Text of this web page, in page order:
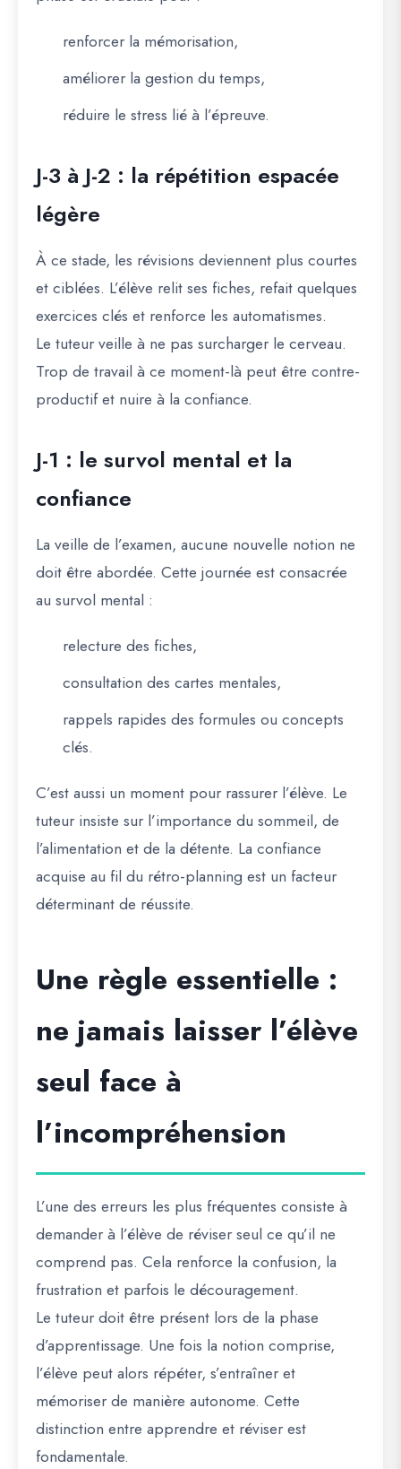
renforcer la mémorisation,
améliorer la gestion du temps,
réduire le stress lié à l’épreuve.
J-3 à J-2 : la répétition espacée
légère
À ce stade, les révisions deviennent plus courtes
et ciblées. L’élève relit ses fiches, refait quelques
exercices clés et renforce les automatismes.
Le tuteur veille à ne pas surcharger le cerveau.
Trop de travail à ce moment-là peut être contre-
productif et nuire à la confiance.
J-1 : le survol mental et la
confiance
La veille de l’examen, aucune nouvelle notion ne
doit être abordée. Cette journée est consacrée
au survol mental :
relecture des fiches,
consultation des cartes mentales,
rappels rapides des formules ou concepts
clés.
C’est aussi un moment pour rassurer l’élève. Le
tuteur insiste sur l’importance du sommeil, de
l’alimentation et de la détente. La confiance
acquise au fil du rétro-planning est un facteur
déterminant de réussite.
Une règle essentielle :
ne jamais laisser l’élève
seul face à
l’incompréhension
L’une des erreurs les plus fréquentes consiste à
demander à l’élève de réviser seul ce qu’il ne
comprend pas. Cela renforce la confusion, la
frustration et parfois le découragement.
Le tuteur doit être présent lors de la phase
d’apprentissage. Une fois la notion comprise,
l’élève peut alors répéter, s’entraîner et
mémoriser de manière autonome. Cette
distinction entre apprendre et réviserest
fondamentale.